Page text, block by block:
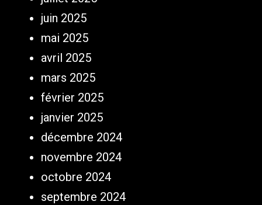
juin 2025
mai 2025
avril 2025
mars 2025
février 2025
janvier 2025
décembre 2024
novembre 2024
octobre 2024
septembre 2024